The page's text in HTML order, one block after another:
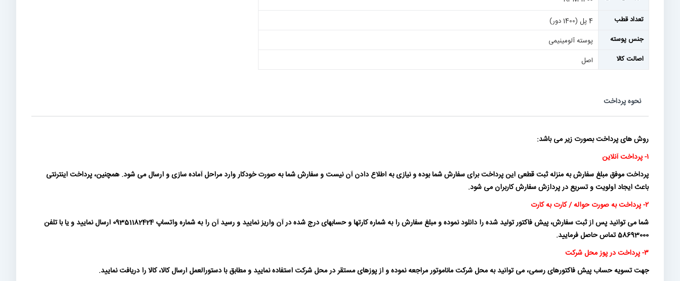
تعداد قطب
4 پل (1400 دور)
جنس پوسته
پوسته آلومینیمی
اصالت کالا
اصل
نحوه پرداخت
روش های پرداخت بصورت زیر می باشد:
۱- پرداخت آنلاین
پرداخت موفق مبلغ سفارش به منزله ثبت قطعی این پرداخت برای سفارش شما بوده و نیازی به اطلاع دادن آن نیست و سفارش شما به صورت خودکار وارد مراحل آماده سازی و ارسال می شود. همچنین، پرداخت اینترنتی
باعث ایجاد اولویت و تسریع در پردازش سفارش کاربران می شود.
۲- پرداخت به صورت حواله / کارت به کارت
شما می توانید پس از ثبت سفارش، پیش فاکتور تولید شده را دانلود نموده و مبلغ سفارش را به شماره کارتها و حسابهای درج شده در آن واریز نمایید و رسید آن را به شماره واتساپ 09351182424 ارسال نمایید و یا با تلفن
58693000 تماس حاصل فرمایید.
۳- پرداخت در پوز محل شرکت
جهت تسویه حساب پیش فاکتورهای رسمی، می توانید به محل شرکت ماناموتور مراجعه نموده و از پوزهای مستقر در محل شرکت استفاده نمایید و مطابق با دستورالعمل ارسال کالا، کالا را دریافت نمایید.